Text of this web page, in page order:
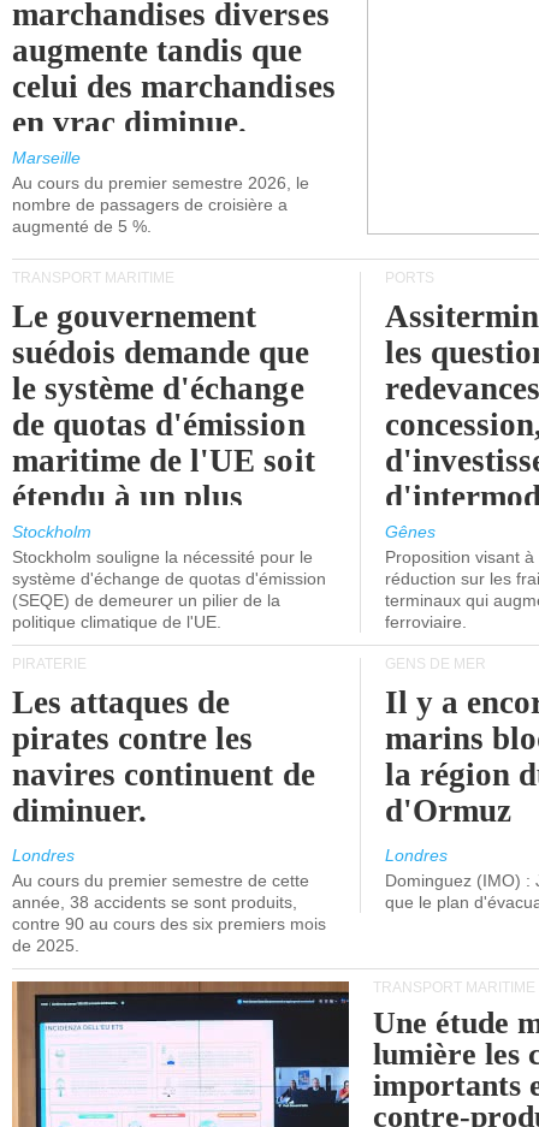
marchandises diverses
augmente tandis que
celui des marchandises
en vrac diminue.
Marseille
Au cours du premier semestre 2026, le
nombre de passagers de croisière a
augmenté de 5 %.
TRANSPORT MARITIME
Le gouvernement
suédois demande que
le système d'échange
de quotas d'émission
maritime de l'UE soit
étendu à un plus
grand nombre de
navires.
Stockholm
Stockholm souligne la nécessité pour le
système d'échange de quotas d'émission
(SEQE) de demeurer un pilier de la
politique climatique de l'UE.
PORTS
les
l'attention
politiciens.
Gênes
Proposition visant
réduction sur les
terminaux qui
ferroviaire.
PIRATERIE
Les attaques de
pirates contre les
navires continuent de
diminuer.
Londres
Au cours du premier semestre de cette
année, 38 accidents se sont produits,
contre 90 au cours des six premiers mois
de 2025.
GENS DE MER
Il y a
marins
la région
d'Ormuz
Londres
Dominguez (IMO) :
que le plan
TRANSPORT MARITIME
Une étude
lumière les
importants
contre-